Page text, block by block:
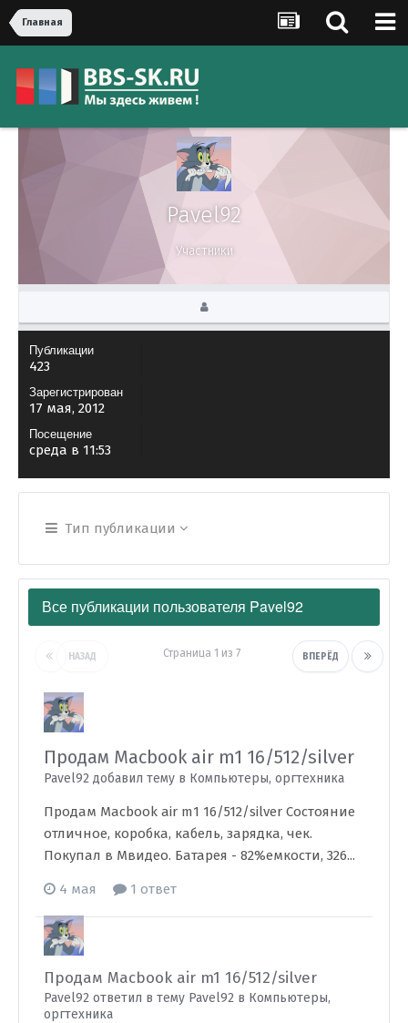
Главная
Pavel92
Участники
Публикации
423
Зарегистрирован
17 мая, 2012
Посещение
среда в 11:53
Тип публикации
Все публикации пользователя Pavel92
НАЗАД ВПЕРЁД
Страница 1 из 7
Продам Macbook air m1 16/512/silver
Pavel92 добавил тему в Компьютеры, оргтехника
Продам Macbook air m1 16/512/silver Состояние
отличное, коробка, кабель, зарядка, чек.
Покупал в Мвидео. Батарея - 82%емкости, 326...
4 мая 1 ответ
Продам Macbook air m1 16/512/silver
Pavel92 ответил в тему Pavel92 в Компьютеры,
оргтехника